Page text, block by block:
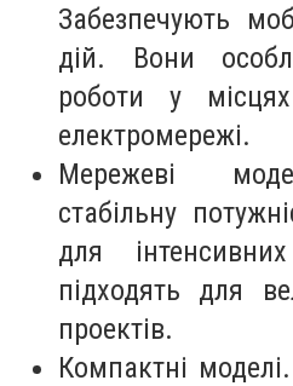
Забезпечують
дій. Вони
роботи у
електромережі.
Мережеві
стабільну
для
підходять для
проектів.
Компактні